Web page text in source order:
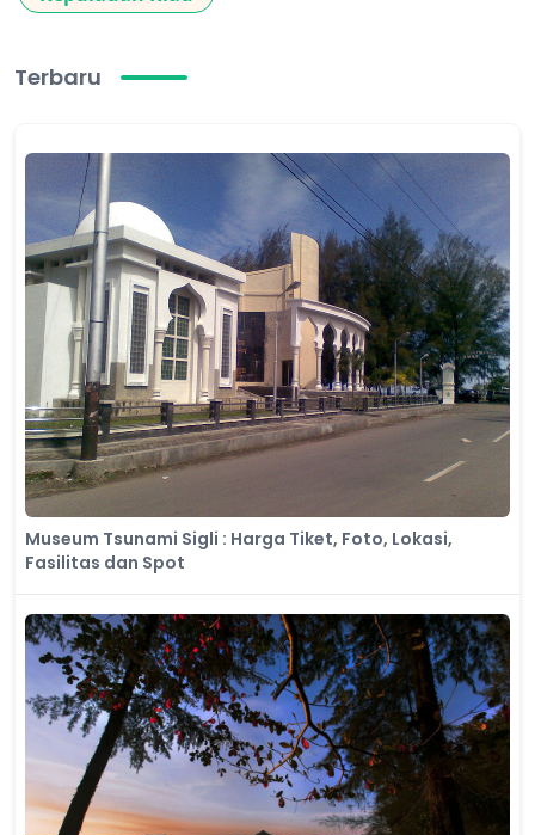
Terbaru
Museum Tsunami Sigli : Harga Tiket, Foto, Lokasi,
Fasilitas dan Spot